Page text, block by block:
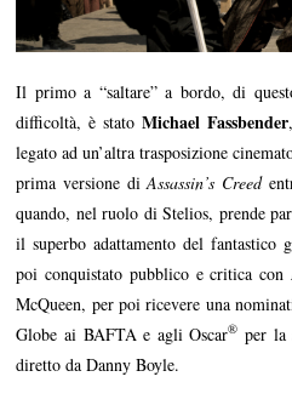
Il primo a “saltare” a bordo, di
difficoltà, è statoMichael Fassbender
legato ad un’altra trasposizione
prima versione diAssassin’s Creed
quando, nel ruolo di Stelios, prende
il superbo adattamento del
poi conquistato pubblico e critica con
McQueen, per poi ricevere una
Globe ai BAFTA e agli Oscar® per la
diretto da Danny Boyle.